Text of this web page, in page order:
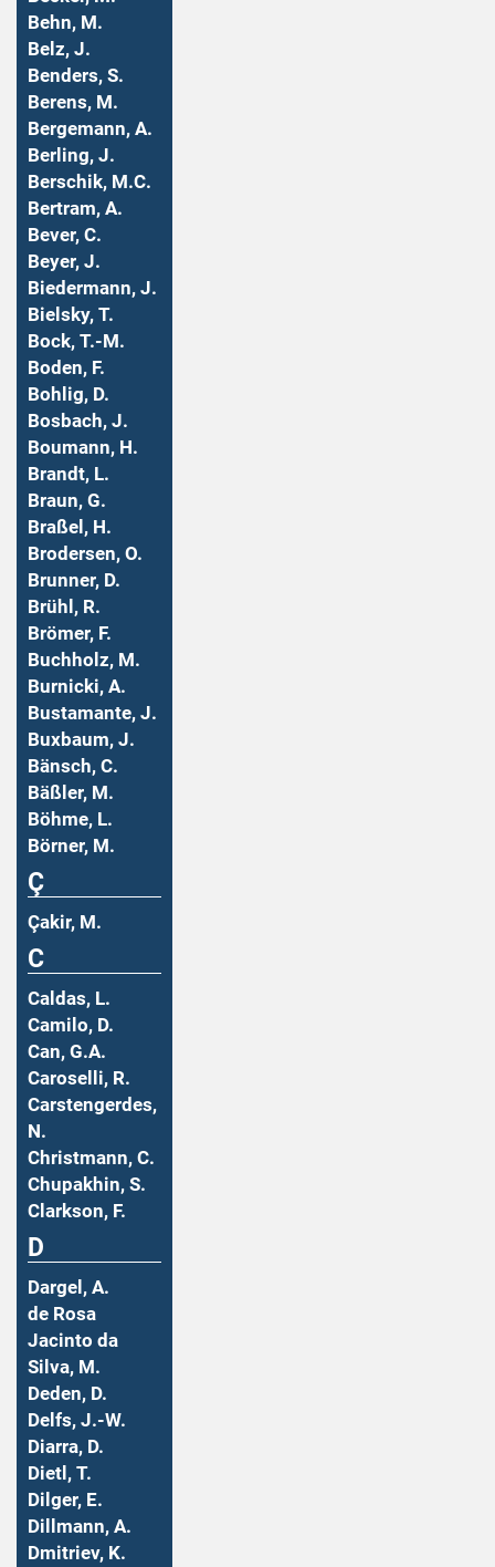
Behn, M.
Belz, J.
Benders, S.
Berens, M.
Bergemann, A.
Berling, J.
Berschik, M.C.
Bertram, A.
Bever, C.
Beyer, J.
Biedermann, J.
Bielsky, T.
Bock, T.-M.
Boden, F.
Bohlig, D.
Bosbach, J.
Boumann, H.
Brandt, L.
Braun, G.
Braßel, H.
Brodersen, O.
Brunner, D.
Brühl, R.
Brömer, F.
Buchholz, M.
Burnicki, A.
Bustamante, J.
Buxbaum, J.
Bänsch, C.
Bäßler, M.
Böhme, L.
Börner, M.
Ç
Çakir, M.
C
Caldas, L.
Camilo, D.
Can, G.A.
Caroselli, R.
Carstengerdes,
N.
Christmann, C.
Chupakhin, S.
Clarkson, F.
D
Dargel, A.
de Rosa
Jacinto da
Silva, M.
Deden, D.
Delfs, J.-W.
Diarra, D.
Dietl, T.
Dilger, E.
Dillmann, A.
Dmitriev, K.